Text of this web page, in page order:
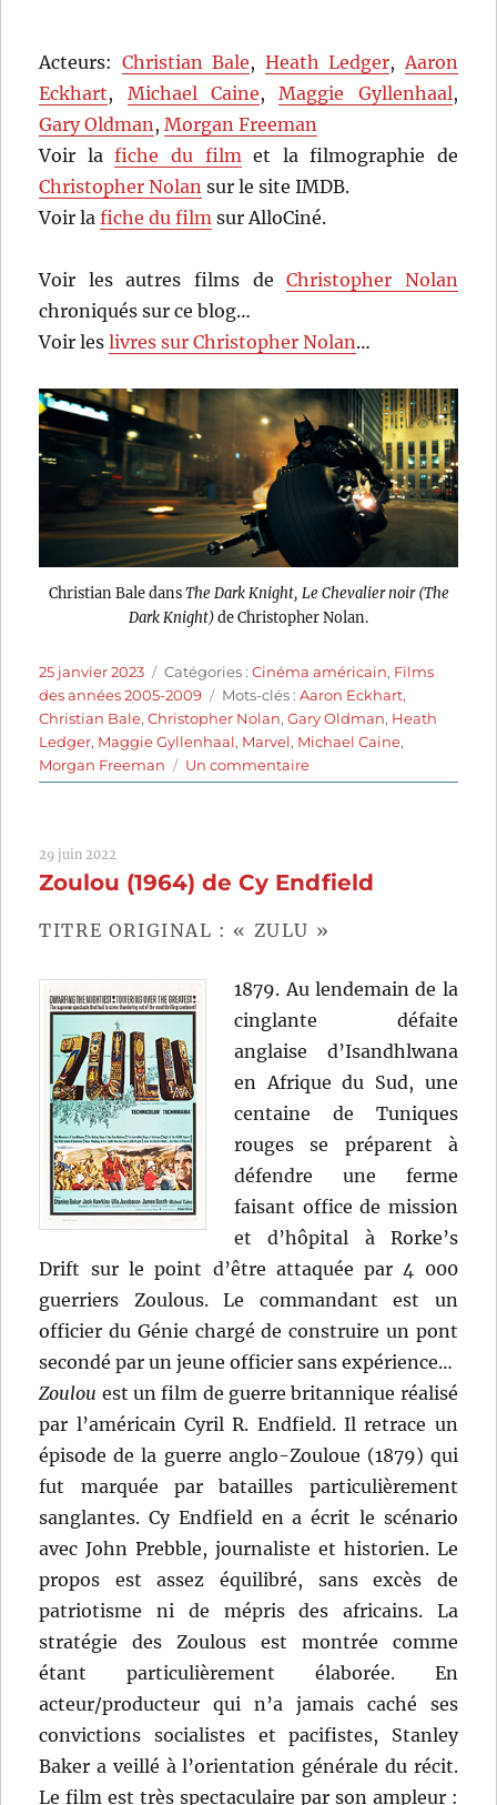
Acteurs: Christian Bale, Heath Ledger,Aaron
Eckhart, Michael Caine,Maggie Gyllenhaal,
Gary Oldman,Morgan Freeman
Voir lafiche du filmet la filmographie de
Christopher Nolan sur le site IMDB.
Voir lafiche du film sur AlloCiné.
Voir les autres films deChristopher Nolan
chroniqués sur ce blog…
Voir leslivres sur Christopher Nolan…
Christian Bale dansThe Dark Knight, Le Chevalier noir (The
Dark Knight)de Christopher Nolan.
Publié
le
25 janvier 2023 Catégories
Catégories :Cinéma américain, Films
des années 2005-2009
Étiquettes
Mots-clés :Aaron Eckhart,
Christian Bale,Christopher Nolan,Gary Oldman, Heath
Ledger, Maggie Gyllenhaal, Marvel, Michael Caine,
Morgan Freeman
Un commentairesur
The
Chevalier
(2008)
Nolan
29 juin 2022
Zoulou (1964) de Cy Endfield
TITRE ORIGINAL : « ZULU »
1879. Au lendemain de la
cinglante défaite
anglaise d’Isandhlwana
en Afrique du Sud, une
centaine de Tuniques
rouges se préparent à
défendre une ferme
faisant office de mission
et d’hôpital à Rorke’s
Drift sur le point d’être attaquée par 4 000
guerriers Zoulous. Le commandant est un
officier du Génie chargé de construire un pont
secondé par un jeune officier sans expérience…
Zoulou est un film de guerre britannique réalisé
par l’américain Cyril R. Endfield. Il retrace un
épisode de la guerre anglo-Zouloue (1879) qui
fut marquée par batailles particulièrement
sanglantes. Cy Endfield en a écrit le scénario
avec John Prebble, journaliste et historien. Le
propos est assez équilibré, sans excès de
patriotisme ni de mépris des africains. La
stratégie des Zoulous est montrée comme
étant particulièrement élaborée. En
acteur/producteur qui n’a jamais caché ses
convictions socialistes et pacifistes, Stanley
Baker a veillé à l’orientation générale du récit.
Le film est très spectaculaire par son ampleur :